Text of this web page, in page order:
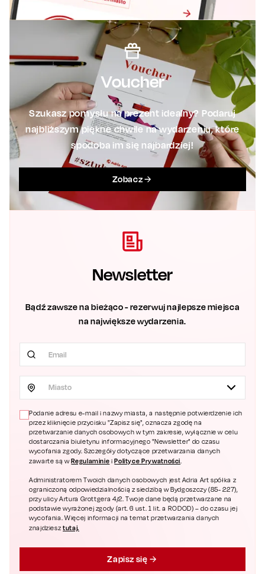
Voucher
Szukasz pomysłu na prezent idealny? Podaruj
najbliższym piękne chwile na wydarzeniu, które
spodoba im się najbardziej!
Zobacz
Newsletter
Bądź zawsze na bieżąco - rezerwuj najlepsze miejsca
na największe wydarzenia.
Miasto
Podanie adresu e-mail i nazwy miasta, a następnie potwierdzenie ich
przez kliknięcie przycisku "Zapisz się", oznacza zgodę na
przetwarzanie danych osobowych w tym zakresie, wyłącznie w celu
dostarczania biuletynu informacyjnego "Newsletter" do czasu
wycofania zgody. Szczegóły dotyczące przetwarzania danych
zawarte są wRegulaminie i Polityce Prywatności.
Administratorem Twoich danych osobowych jest Adria Art spółka z
ograniczoną odpowiedzialnością z siedzibą w Bydgoszczy (85- 227),
przy ulicy Artura Grottgera 4/2. Twoje dane będą przetwarzane na
podstawie wyrażonej zgody (art. 6 ust. 1 lit. a RODOD) – do czasu jej
wycofania. Więcej informacji na temat przetwarzania danych
znajdziesztutaj.
Zapisz się